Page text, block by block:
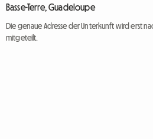
Basse-Terre, Guadeloupe
Die genaue Adresse der Unterkunft wird erst
mitgeteilt.